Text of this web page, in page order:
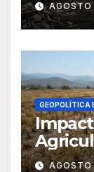
GEOPOLÍTICA